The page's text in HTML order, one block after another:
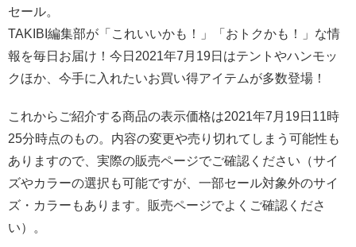
セール。
TAKIBI編集部が「これいいかも！」「おトクかも！」な情
報を毎日お届け！今日2021年7月19日はテントやハンモッ
クほか、今手に入れたいお買い得アイテムが多数登場！
これからご紹介する商品の表示価格は2021年7月19日11時
25分時点のもの。内容の変更や売り切れてしまう可能性も
ありますので、実際の販売ページでご確認ください（サイ
ズやカラーの選択も可能ですが、一部セール対象外のサイ
ズ・カラーもあります。販売ページでよくご確認くださ
い）。